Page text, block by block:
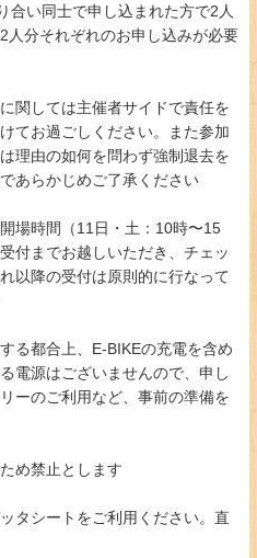
い同士で申し込まれた方で2人
人分それぞれのお申し込みが必要
関しては主催者サイドで責任を
てお過ごしください。また参加
理由の如何を問わず強制退去を
あらかじめご了承ください
場時間（11日・土：10時〜15
付までお越しいただき、チェッ
以降の受付は原則的に行なって
る都合上、E-BIKEの充電を含め
電源はございませんので、申し
ーのご利用など、事前の準備を
め禁止とします
タシートをご利用ください。直